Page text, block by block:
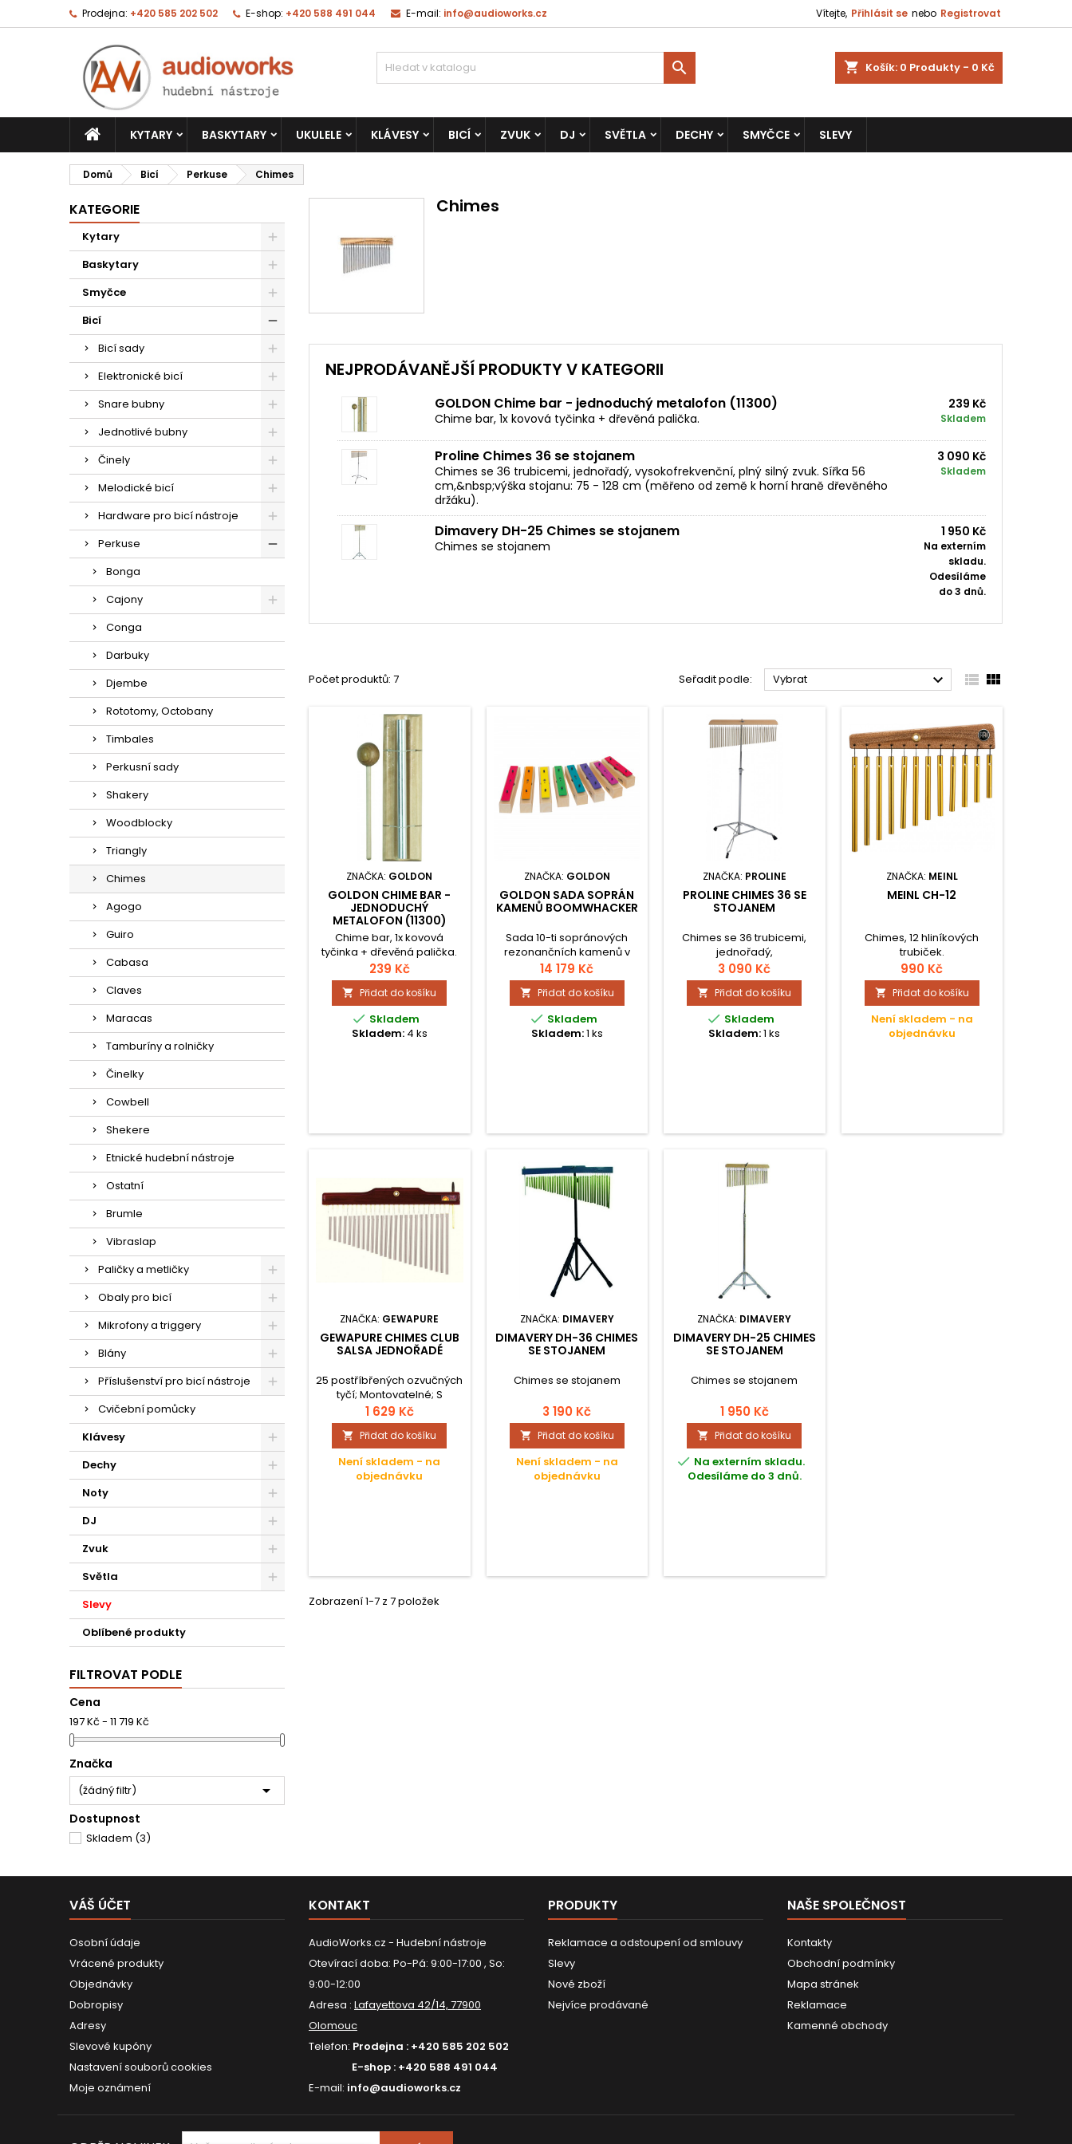
Prodejna: +420 585 202 502 E-shop: +420 588 491 044 E-mail: info@audioworks.cz Vítejte, Přihlásit se nebo Registrovat
shopping_cart Košík: 0 Produkty - 0 Kč

KYTARY BASKYTARY UKULELE KLÁVESY BICÍ ZVUK DJ SVĚTLA DECHY SMYČCE SLEVY
Domů Bicí Perkuse Chimes
KATEGORIE
Kytary
Baskytary
Smyčce
Bicí
Bicí sady
Elektronické bicí
Snare bubny
Jednotlivé bubny
Činely
Melodické bicí
Hardware pro bicí nástroje
Perkuse
Bonga
Cajony
Conga
Darbuky
Djembe
Rototomy, Octobany
Timbales
Perkusní sady
Shakery
Woodblocky
Triangly
Chimes
Agogo
Guiro
Cabasa
Claves
Maracas
Tamburíny a rolničky
Činelky
Cowbell
Shekere
Etnické hudební nástroje
Ostatní
Brumle
Vibraslap
Paličky a metličky
Obaly pro bicí
Mikrofony a triggery
Blány
Příslušenství pro bicí nástroje
Cvičební pomůcky
Klávesy
Dechy
Noty
DJ
Zvuk
Světla
Slevy
Oblíbené produkty
FILTROVAT PODLE
Cena
197 Kč - 11 719 Kč
Značka
(žádný filtr) 
Dostupnost
Skladem (3)
Chimes
NEJPRODÁVANĚJŠÍ PRODUKTY V KATEGORII
GOLDON Chime bar - jednoduchý metalofon (11300)
Chime bar, 1x kovová tyčinka + dřevěná palička.
239 Kč
Skladem
Proline Chimes 36 se stojanem
Chimes se 36 trubicemi, jednořadý, vysokofrekvenční, plný silný zvuk. Sířka 56
cm,&nbsp;výška stojanu: 75 - 128 cm (měřeno od země k horní hraně dřevěného
držáku).
3 090 Kč
Skladem
Dimavery DH-25 Chimes se stojanem
Chimes se stojanem
1 950 Kč
Na externím
skladu.
Odesíláme
do 3 dnů.
Počet produktů: 7 Seřadit podle: Vybrat   
ZNAČKA: GOLDON
GOLDON CHIME BAR -
JEDNODUCHÝ
METALOFON (11300)
Chime bar, 1x kovová
tyčinka + dřevěná palička.
239 Kč
 Přidat do košíku
 Skladem
Skladem: 4 ks
ZNAČKA: GOLDON
GOLDON SADA SOPRÁN
KAMENŮ BOOMWHACKER
Sada 10-ti sopránových
rezonančních kamenů v
barvách Boomwhackers®
C2 - C3 + půltóny Fis2 +
Hes2.
14 179 Kč
 Přidat do košíku
 Skladem
Skladem:1 ks
ZNAČKA: PROLINE
PROLINE CHIMES 36 SE
STOJANEM
Chimes se 36 trubicemi,
jednořadý,
vysokofrekvenční, plný silný
zvuk. Sířka 56
cm,&nbsp;výška stojanu: 75
- 128 cm (měřeno od země
k horní hraně dřevěného
držáku).
3 090 Kč
 Přidat do košíku
 Skladem
Skladem:1 ks
ZNAČKA: MEINL
MEINL CH-12
Chimes, 12 hliníkových
trubiček.
990 Kč
 Přidat do košíku
Není skladem - na
objednávku
ZNAČKA: GEWAPURE
GEWAPURE CHIMES CLUB
SALSA JEDNOŘADÉ
25 postříbřených ozvučných
tyčí; Montovatelné; S
paličkou; Dřevěný rám,
hnědý; Balení, které
podporuje prodej/4
barevné;
1 629 Kč
 Přidat do košíku
Není skladem - na
objednávku
ZNAČKA: DIMAVERY
DIMAVERY DH-36 CHIMES
SE STOJANEM
Chimes se stojanem
3 190 Kč
 Přidat do košíku
Není skladem - na
objednávku
ZNAČKA: DIMAVERY
DIMAVERY DH-25 CHIMES
SE STOJANEM
Chimes se stojanem
1 950 Kč
 Přidat do košíku
 Na externím skladu.
Odesíláme do 3 dnů.
Zobrazení 1-7 z 7 položek
VÁŠ ÚČET
Osobní údaje
Vrácené produkty
Objednávky
Dobropisy
Adresy
Slevové kupóny
Nastavení souborů cookies
Moje oznámení
KONTAKT
AudioWorks.cz - Hudební nástroje
Otevírací doba: Po-Pá: 9:00-17:00 , So:
9:00-12:00
Adresa : Lafayettova 42/14, 77900
Olomouc
Telefon: Prodejna : +420 585 202 502
E-shop : +420 588 491 044
E-mail: info@audioworks.cz
PRODUKTY
Reklamace a odstoupení od smlouvy
Slevy
Nové zboží
Nejvíce prodávané
NAŠE SPOLEČNOST
Kontakty
Obchodní podmínky
Mapa stránek
Reklamace
Kamenné obchody